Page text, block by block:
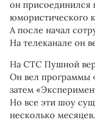
он присоединился
юмористического
А после начал
На телеканале он
На СТС Пушной
Он вел программы
затем
Но все эти шоу
несколько месяцев.